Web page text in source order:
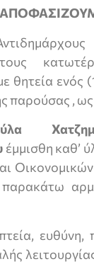
θητεία ενός
παρούσας , ως
έμμισθη καθ’
ευθύνη,